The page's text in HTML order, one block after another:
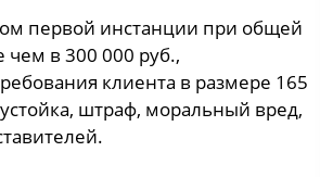
первой инстанции при общей
чем в 300 000 руб.,
клиента в размере 165
штраф, моральный вред,